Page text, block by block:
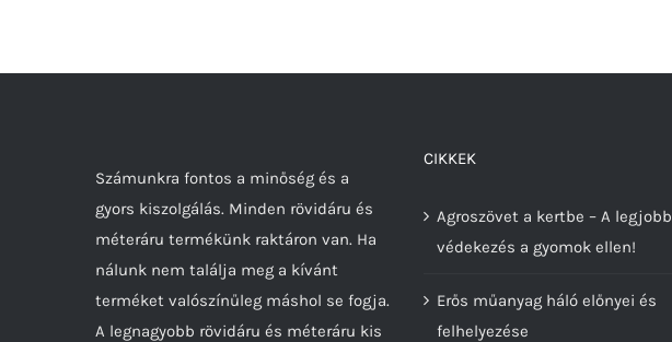
a
termékoldalon
választhatók
ki
Számunkra fontos a minőség és a
gyors kiszolgálás. Minden rövidáru és
méteráru termékünk raktáron van. Ha
nálunk nem találja meg a kívánt
terméket valószínűleg máshol se fogja.
A legnagyobb rövidáru és méteráru kis
CIKKEK
Agroszövet a kertbe – A legjobb
védekezés a gyomok ellen!
Erős műanyag háló előnyei és
felhelyezése